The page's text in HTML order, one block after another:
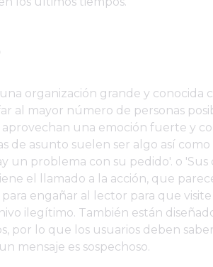
organización grande y conocida
al mayor número de personas
una emoción fuerte y
de asunto suelen ser algo así
un problema con su pedido'. o
el llamado a la acción, que
engañar al lector para que
ilegítimo. También están
por lo que los usuarios deben
mensaje es sospechoso.